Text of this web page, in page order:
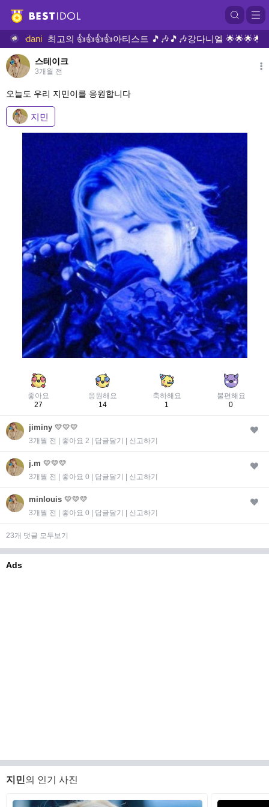
최고의 👍👍👍👍아티스트 🎵🎶🎵🎶강다니엘 🌟🌟🌟🌟
스테이크
3개월 전
오늘도 우리 지민이를 응원합니다
지민
좋아요
27
응원해요
14
축하해요
1
불편해요
0
jiminy 💛💛💛
3개월 전 | 좋아요 2 | 답글달기 신고하기
j.m 💛💛💛
3개월 전 | 좋아요 0 | 답글달기 신고하기
minlouis 💛💛💛
3개월 전 | 좋아요 0 | 답글달기 신고하기
23개 댓글 모두보기
Ads
지민의 인기 사진